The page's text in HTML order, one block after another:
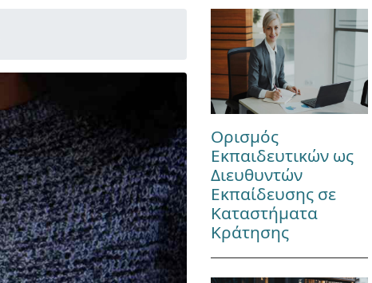
Ορισμός
Εκπαιδευτικών ως
Διευθυντών
Εκπαίδευσης σε
Καταστήματα
Κράτησης